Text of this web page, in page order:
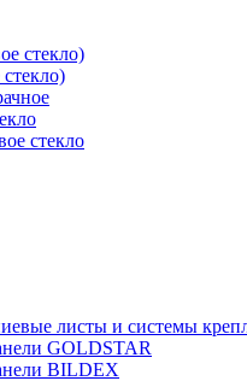
стекло
листы и системы
GOLDSTAR
BILDEX